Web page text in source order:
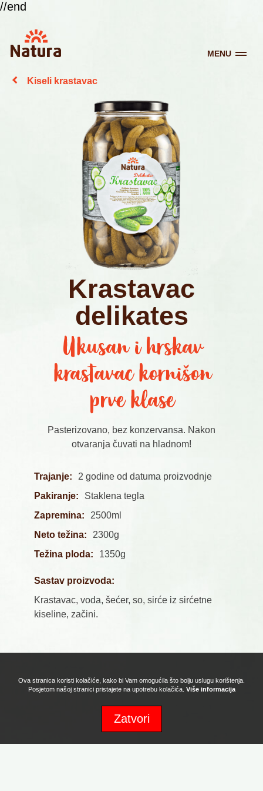
//end
Ova stranica koristi kolačiće, kako bi Vam omogućila što bolju uslugu korištenja.
Posjetom našoj stranici pristajete na upotrebu kolačića. Više informacija
Zatvori
MENU
Kiseli krastavac
Krastavac
delikates
Ukusan i hrskav
krastavac kornišon
prve klase
Pasterizovano, bez konzervansa. Nakon
otvaranja čuvati na hladnom!
Trajanje:
2 godine od datuma proizvodnje
Pakiranje:
Staklena tegla
Zapremina:
2500ml
Neto težina:
2300g
Težina ploda:
1350g
Sastav proizvoda:
Krastavac, voda, šećer, so, sirće iz sirćetne
kiseline, začini.